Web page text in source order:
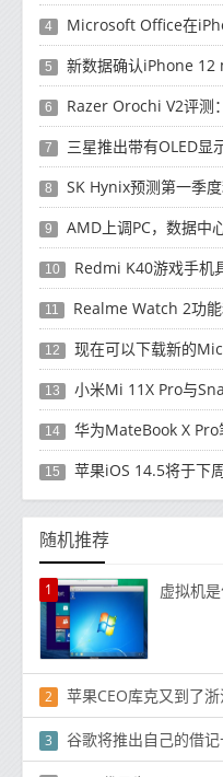
4 Microsoft Office在
5 新数据确认iPhone 12
6 Razer Orochi V2评测
7 三星推出带有OLED显示屏的超轻型
8 SK Hynix预测第一季度利
9 AMD上调PC，数据中
10 Redmi K40游戏手机
11 Realme Watch 2功
12 现在可以下载新的
13 小米Mi 11X Pro与
14 华为MateBook X
15 苹果iOS 14.5将于下
随机推荐
1 虚拟机
2 苹果CEO库克又到了
3 谷歌将推出自己的借